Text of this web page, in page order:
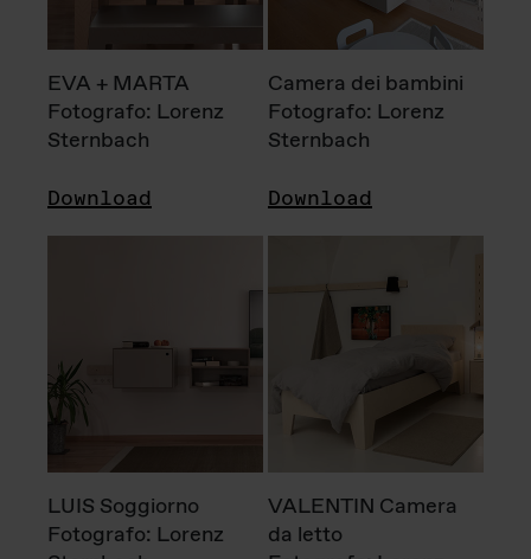
EVA + MARTA
Fotografo: Lorenz
Sternbach
Download
Camera dei bambini
Fotografo: Lorenz
Sternbach
Download
LUIS Soggiorno
Fotografo: Lorenz
VALENTIN Camera
da letto